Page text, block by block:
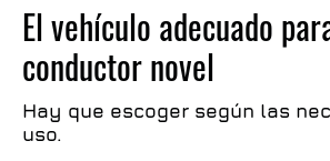
El vehículo adecuado
conductor novel
Hay que escoger según las
uso.